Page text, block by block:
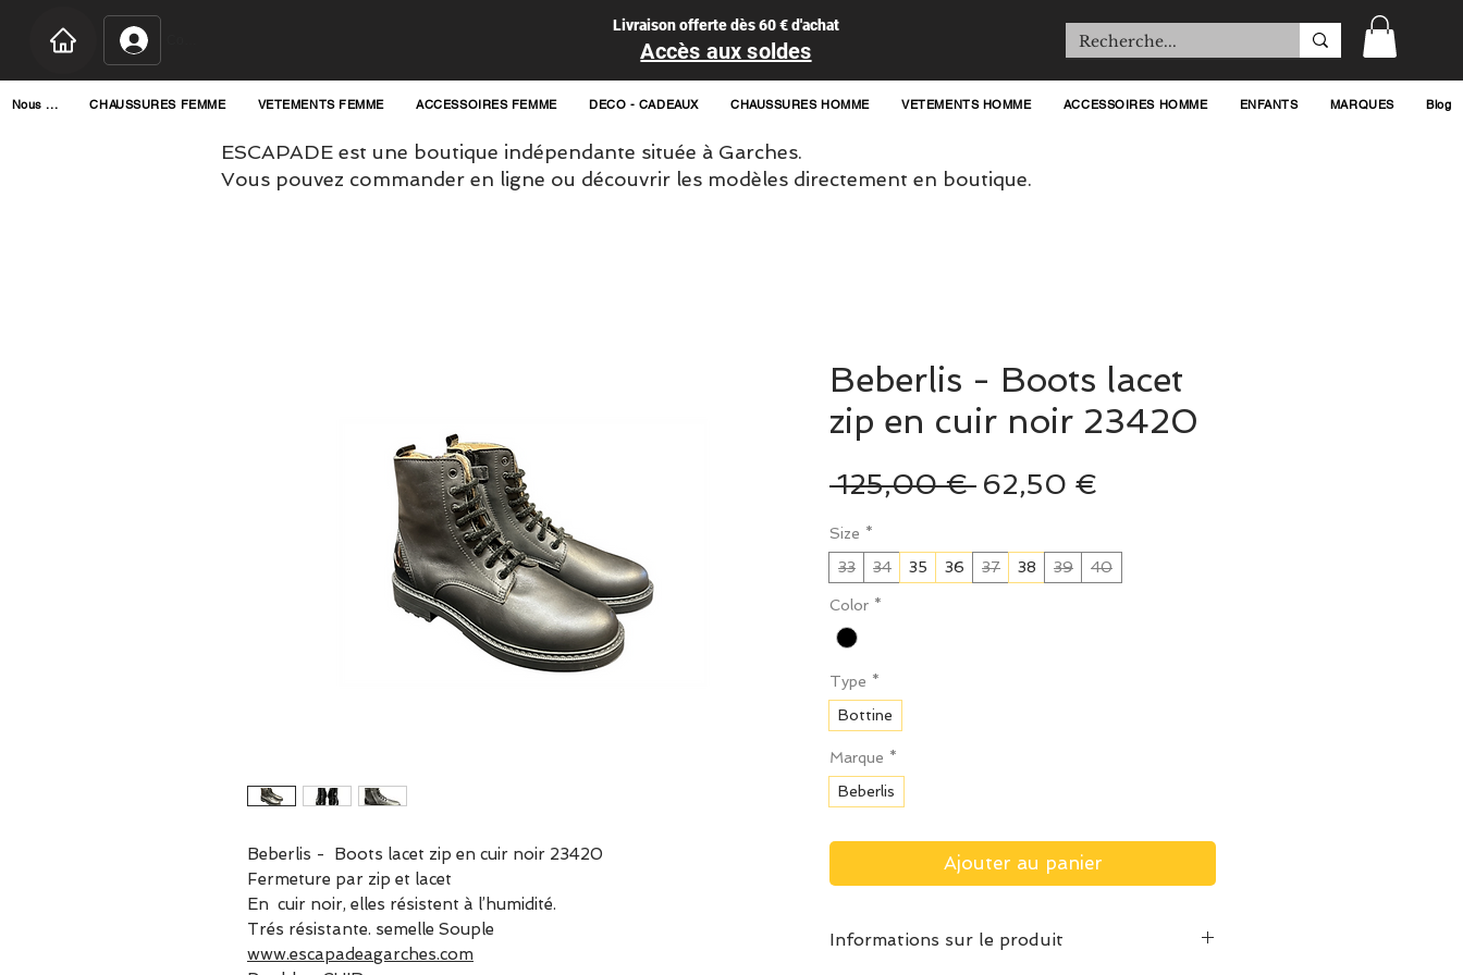
Livraison offerte dès 60 € d'achat
Accès aux soldes
Nous ... CHAUSSURES FEMME VETEMENTS FEMME ACCESSOIRES FEMME DECO - CADEAUX CHAUSSURES HOMME VETEMENTS HOMME ACCESSOIRES HOMME ENFANTS MARQUES Blog
ESCAPADE est une boutique indépendante située à Garches.
Vous pouvez commander en ligne ou découvrir les modèles directement en boutique.
Beberlis - Boots lacet zip en cuir noir 23420
Fermeture par zip et lacet
En cuir noir, elles résistent à l’humidité.
Trés résistante. semelle Souple
www.escapadeagarches.com
Beberlis - Boots lacet
zip en cuir noir 23420
125,00 € Prix
62,50 €
Size *
33
34 35 36 37 38 39 40
Color *
Type *
Bottine
Marque *
Beberlis
Ajouter au panier
Informations sur le produit